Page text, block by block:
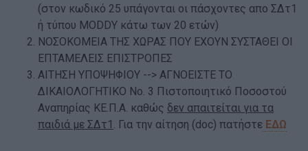
(στον κωδικό 25 υπάγονται οι πάσχοντες απο ΣΔτ1
ή τύπου MODDY κάτω των 20 ετών)
ΝΟΣΟΚΟΜΕΙΑ ΤΗΣ ΧΩΡΑΣ ΠΟΥ ΕΧΟΥΝ ΣΥΣΤΑΘΕΙ ΟΙ
ΕΠΤΑΜΕΛΕΙΣ ΕΠΙΣΤΡΟΠΕΣ
ΑΙΤΗΣΗ ΥΠΟΨΗΦΙΟΥ --> ΑΓΝΟΕΙΣΤΕ ΤΟ
ΔΙΚΑΙΟΛΟΓΗΤΙΚΟ Νο. 3 Πιστοποιητικό Ποσοστού
Αναπηρίας ΚΕ.Π.Α. καθώς δεν απαιτείται για τα
παιδιά με ΣΔτ1 . Για την αίτηση (doc) πατήστε ΕΔΩ